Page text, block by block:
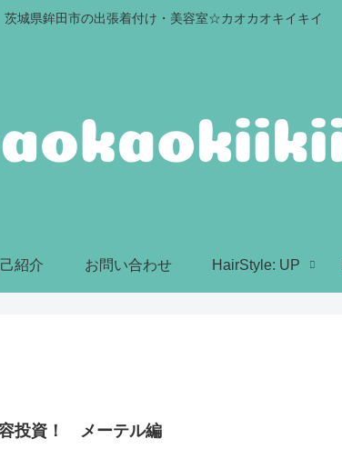
茨城県鉾田市の出張着付け・美容室☆カオカオキイキイ
紹介 お問い合わせ HairStyle: UP
投資！ メーテル編